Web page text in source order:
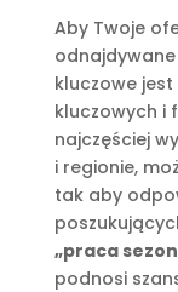
Aby Twoje
kluczowe
kluczowych i
najczęściej
i regionie,
tak aby
„praca
podnosi